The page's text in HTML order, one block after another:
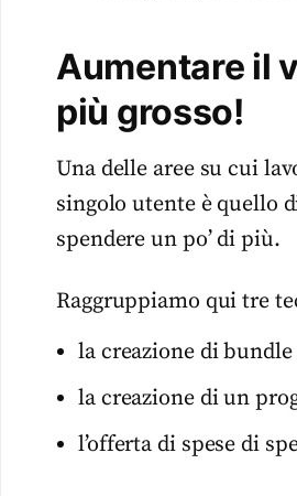
Aumentare il
più grosso!
Una delle aree su cui
singolo utente è quello
spendere un po’ di più.
Raggruppiamo qui tre
la creazione di
la creazione di un
l’offerta di spese di